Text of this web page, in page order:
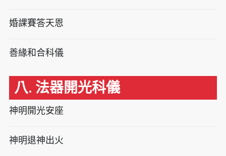
婚課賽答天恩
善緣和合科儀
八. 法器開光科儀
神明開光安座
神明退神出火